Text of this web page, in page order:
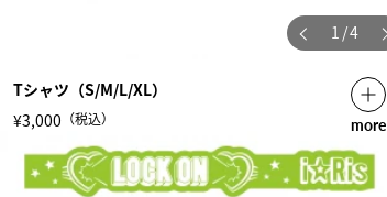
1 /4
Tシャツ（S/M/L/XL）
¥3,000 （税込） more